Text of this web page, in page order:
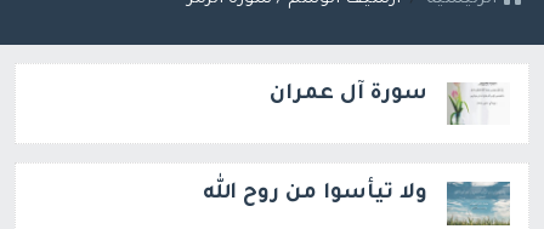
سورة آل عمران
ولا تيأسوا من روح الله